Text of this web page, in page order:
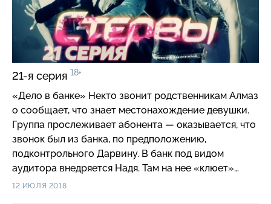
21-я серия 18+
«Дело в банке» Некто звонит родственникам Алмаз
о сообщает, что знает местонахождение девушки.
Группа прослеживает абонента — оказывается, что
звонок был из банка, по предположению,
подконтрольного Дарвину. В банк под видом
аудитора внедряется Надя. Там на нее «клюет»
менеджер Вадим, который может быть человеком
12 ИЮЛЯ 2018